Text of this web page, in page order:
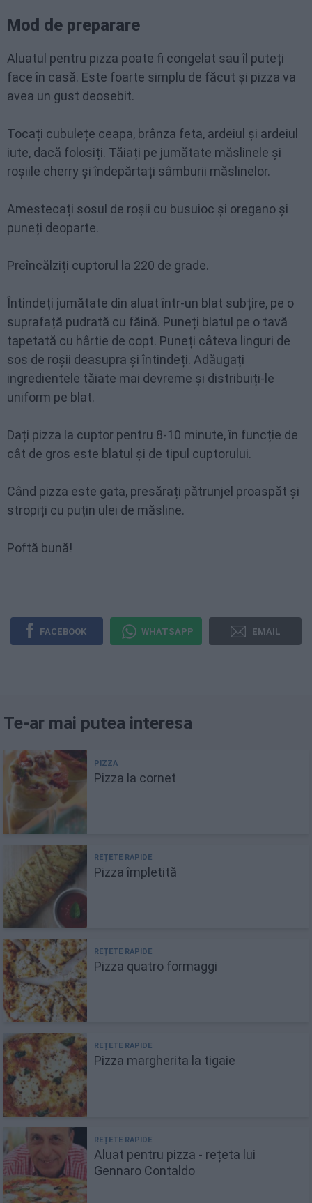
Mod de preparare
Aluatul pentru pizza poate fi congelat sau îl puteți
face în casă. Este foarte simplu de făcut și pizza va
avea un gust deosebit.
Tocați cubulețe ceapa, brânza feta, ardeiul și ardeiul
iute, dacă folosiți. Tăiați pe jumătate măslinele și
roșiile cherry și îndepărtați sâmburii măslinelor.
Amestecați sosul de roșii cu busuioc și oregano și
puneți deoparte.
Preîncălziți cuptorul la 220 de grade.
Întindeți jumătate din aluat într-un blat subțire, pe o
suprafață pudrată cu făină. Puneți blatul pe o tavă
tapetată cu hârtie de copt. Puneți câteva linguri de
sos de roșii deasupra și întindeți. Adăugați
ingredientele tăiate mai devreme și distribuiți-le
uniform pe blat.
Dați pizza la cuptor pentru 8-10 minute, în funcție de
cât de gros este blatul și de tipul cuptorului.
Când pizza este gata, presărați pătrunjel proaspăt și
stropiți cu puțin ulei de măsline.
Poftă bună!
FACEBOOK WHATSAPP EMAIL
Te-ar mai putea interesa
Pizza la cornet
Pizza împletită
Pizza quatro formaggi
Pizza margherita la tigaie
Aluat pentru pizza - rețeta lui
Gennaro Contaldo